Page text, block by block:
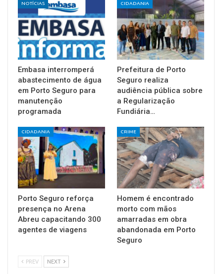
NOTÍCIAS
Embasa interromperá
abastecimento de água
em Porto Seguro para
manutenção
programada
CIDADANIA
Prefeitura de Porto
Seguro realiza
audiência pública sobre
a Regularização
Fundiária…
CIDADANIA
Porto Seguro reforça
presença no Arena
Abreu capacitando 300
agentes de viagens
CRIME
Homem é encontrado
morto com mãos
amarradas em obra
abandonada em Porto
Seguro
PREV NEXT